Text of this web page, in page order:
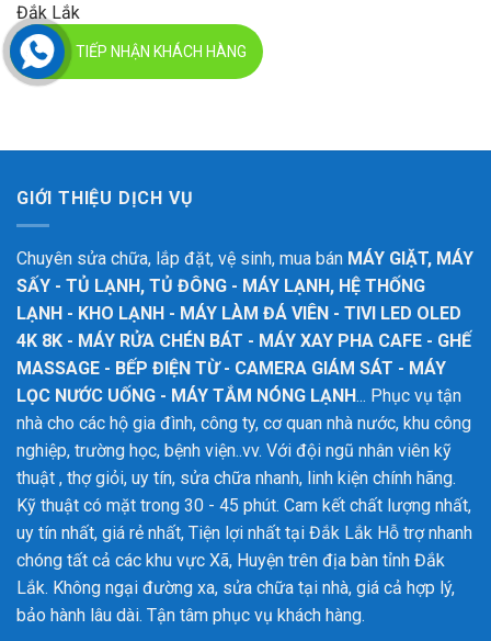
Đắk Lắk
31 Tháng 5, 2024
GIỚI THIỆU DỊCH VỤ
Chuyên sửa chữa, lắp đặt, vệ sinh, mua bán MÁY GIẶT, MÁY
SẤY - TỦ LẠNH, TỦ ĐÔNG - MÁY LẠNH, HỆ THỐNG
LẠNH - KHO LẠNH - MÁY LÀM ĐÁ VIÊN - TIVI LED OLED
4K 8K - MÁY RỬA CHÉN BÁT - MÁY XAY PHA CAFE - GHẾ
MASSAGE - BẾP ĐIỆN TỪ - CAMERA GIÁM SÁT - MÁY
LỌC NƯỚC UỐNG - MÁY TẮM NÓNG LẠNH... Phục vụ tận
nhà cho các hộ gia đình, công ty, cơ quan nhà nước, khu công
nghiệp, trường học, bệnh viện..vv. Với đội ngũ nhân viên kỹ
thuật , thợ giỏi, uy tín, sửa chữa nhanh, linh kiện chính hãng.
Kỹ thuật có mặt trong 30 - 45 phút. Cam kết chất lượng nhất,
uy tín nhất, giá rẻ nhất, Tiện lợi nhất tại Đắk Lắk Hỗ trợ nhanh
chóng tất cả các khu vực Xã, Huyện trên địa bàn tỉnh Đắk
Lắk. Không ngại đường xa, sửa chữa tại nhà, giá cả hợp lý,
bảo hành lâu dài. Tận tâm phục vụ khách hàng.
TIẾP NHẬN KHÁCH HÀNG